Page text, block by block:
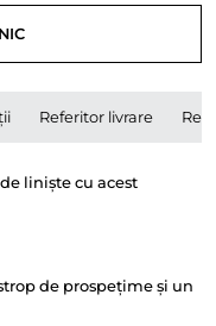
Referitor livrare
liniște cu acest
de prospețime și un